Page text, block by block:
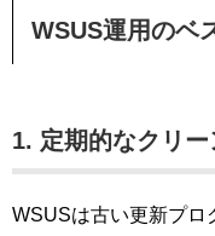
WSUS運用のベ
1. 定期的なクリ
WSUSは古い更新プロ